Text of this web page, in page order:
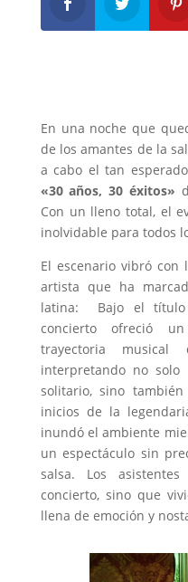
En una noche que
de los amantes de la
a cabo el tan
«30 años, 30 éxitos»
Con un lleno total, el
inolvidable para todos
El escenario vibró
artista que ha
latina: Bajo el título
concierto ofreció
trayectoria
interpretando no solo
solitario, sino
inicios de la
inundó el ambiente
un espectáculo sin
salsa. Los
concierto, sino que
llena de emoción y